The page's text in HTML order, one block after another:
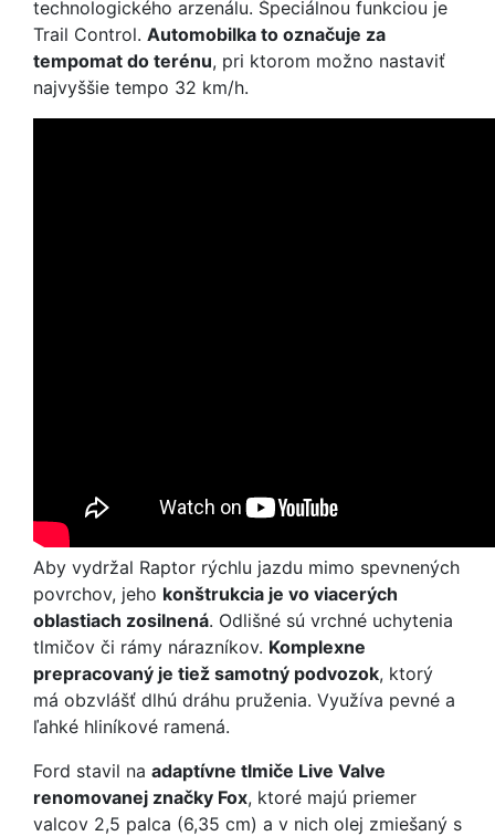
technologického arzenálu. Špeciálnou funkciou je
Trail Control. Automobilka to označuje za
tempomat do terénu, pri ktorom možno nastaviť
najvyššie tempo 32 km/h.
Aby vydržal Raptor rýchlu jazdu mimo spevnených
povrchov, jeho konštrukcia je vo viacerých
oblastiach zosilnená. Odlišné sú vrchné uchytenia
tlmičov či rámy nárazníkov. Komplexne
prepracovaný je tiež samotný podvozok, ktorý
má obzvlášť dlhú dráhu pruženia. Využíva pevné a
ľahké hliníkové ramená.
Ford stavil na adaptívne tlmiče Live Valve
renomovanej značky Fox, ktoré majú priemer
valcov 2,5 palca (6,35 cm) a v nich olej zmiešaný s